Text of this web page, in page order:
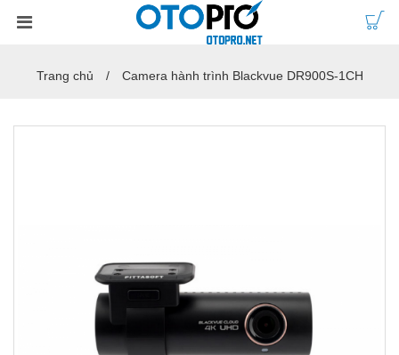
Trang chủ Camera hành trình Blackvue DR900S-1CH